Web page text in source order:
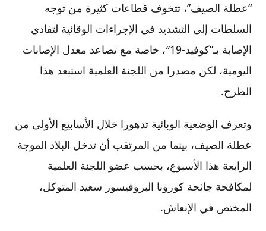
“عطلة الصيف”، تتخوف قطاعات كثيرة من توجه
السلطات إلى التشديد في الإجراءات الوقائية لتفادي
الإصابة بـ”كوفيد-19″، خاصة مع تصاعد معدل الإصابات
اليومية، لكن مصدرا من اللجنة العلمية استبعد هذا
الطرح.
وتعرف الوضعية الوبائية تدهورا خلال الأسابيع الأولى من
عطلة الصيف، بينما من المرتقب أن تدخل البلاد الموجة
الرابعة هذا الأسبوع، بحسب عضو اللجنة العلمية
لمكافحة جائحة كورونا البروفيسور سعيد المتوكل‎،
المختص في الإنعاش.